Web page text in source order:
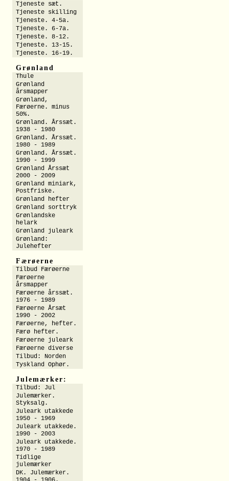
Tjeneste sæt.
Tjeneste skilling
Tjeneste. 4-5a.
Tjeneste. 6-7a.
Tjeneste. 8-12.
Tjeneste. 13-15.
Tjeneste. 16-19.
Grønland
Thule
Grønland
årsmapper
Grønland,
Færøerne. minus
50%.
Grønland. Årssæt.
1938 - 1980
Grønland. Årssæt.
1980 - 1989
Grønland. Årssæt.
1990 - 1999
Grønland Årssæt
2000 - 2009
Grønland miniark,
Postfriske.
Grønland hefter
Grønland sorttryk
Grønlandske
helark
Grønland juleark
Grønland:
Julehefter
Færøerne
Tilbud Færøerne
Færøerne
årsmapper
Færøerne årssæt.
1976 - 1989
Færøerne Årsæt
1990 - 2002
Færøerne, hefter.
Færø hefter.
Færøerne juleark
Færøerne diverse
Tilbud: Norden
Tyskland Ophør.
Julemærker:
Tilbud: Jul
Julemærker.
Styksalg.
Juleark utakkede
1950 - 1969
Juleark utakkede.
1990 - 2003
Juleark utakkede.
1970 - 1989
Tidlige
julemærker
DK. Julemærker.